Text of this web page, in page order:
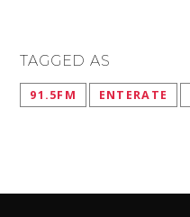
TAGGED AS
91.5FM ENTERATE